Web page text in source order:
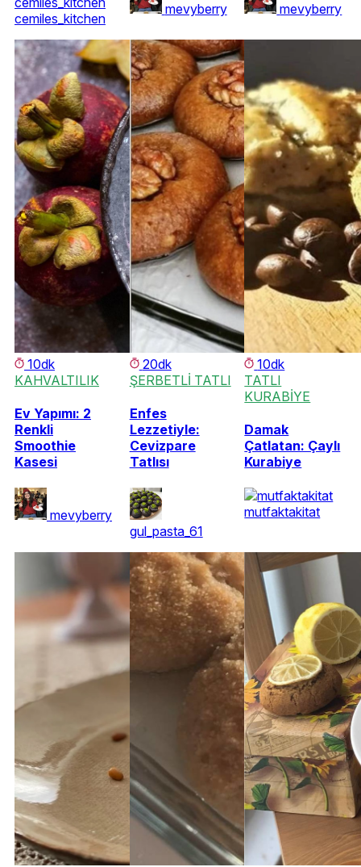
cemiles_kitchen
mevyberry mevyberry
10dk
KAHVALTILIK
Ev Yapımı: 2
Renkli
Smoothie
Kasesi
mevyberry
20dk
ŞERBETLİ TATLI
Enfes
Lezzetiyle:
Cevizpare
Tatlısı
gul_pasta_61
10dk
TATLI
KURABİYE
Damak
Çatlatan: Çaylı
Kurabiye
mutfaktakitat